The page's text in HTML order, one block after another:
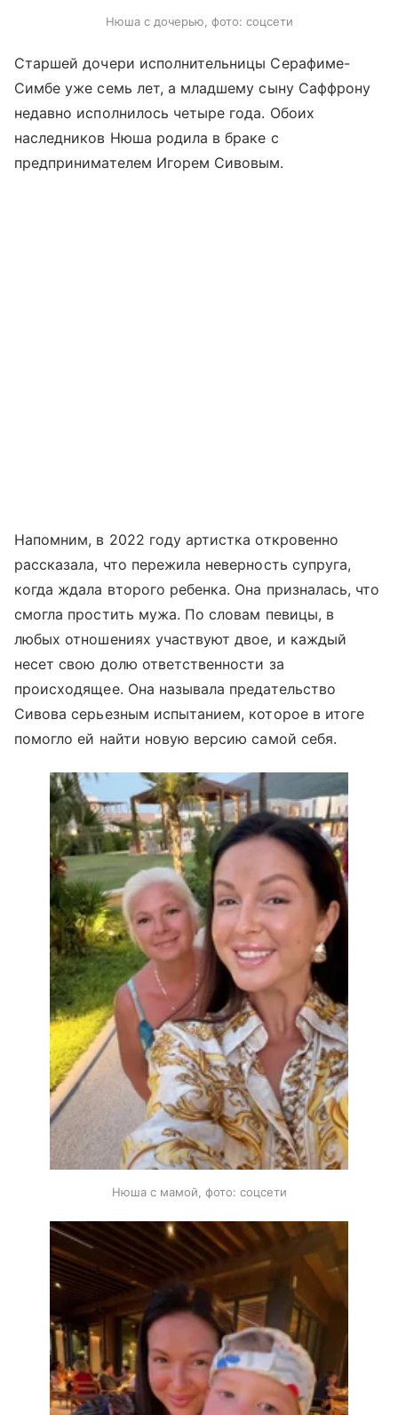
Нюша с дочерью, фото: соцсети
Старшей дочери исполнительницы Серафиме-
Симбе уже семь лет, а младшему сыну Саффрону
недавно исполнилось четыре года. Обоих
наследников Нюша родила в браке с
предпринимателем Игорем Сивовым.
Напомним, в 2022 году артистка откровенно
рассказала, что пережила неверность супруга,
когда ждала второго ребенка. Она призналась, что
смогла простить мужа. По словам певицы, в
любых отношениях участвуют двое, и каждый
несет свою долю ответственности за
происходящее. Она называла предательство
Сивова серьезным испытанием, которое в итоге
помогло ей найти новую версию самой себя.
Нюша с мамой, фото: соцсети